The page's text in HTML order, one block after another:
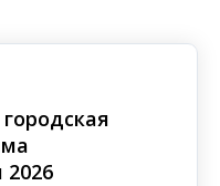
2026